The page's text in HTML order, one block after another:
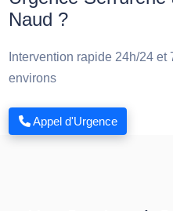
Naud ?
Intervention rapide 24h/24
environs
Appel d'Urgence